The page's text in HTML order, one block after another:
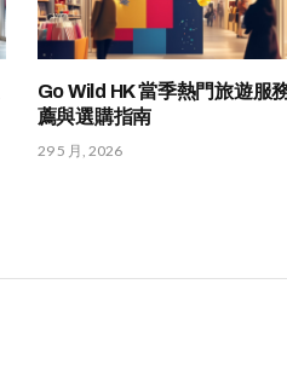
Go Wild HK 當季熱門旅遊服
薦與選購指南
29 5 月, 2026